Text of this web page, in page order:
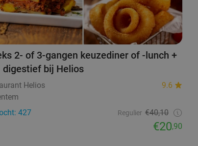
2- of 3-gangen keuzediner of -lunch +
digestief bij Helios
Helios
9.6
427
Regulier €40,10
€20,90